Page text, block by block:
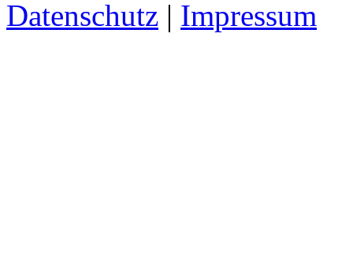
Datenschutz | Impressum